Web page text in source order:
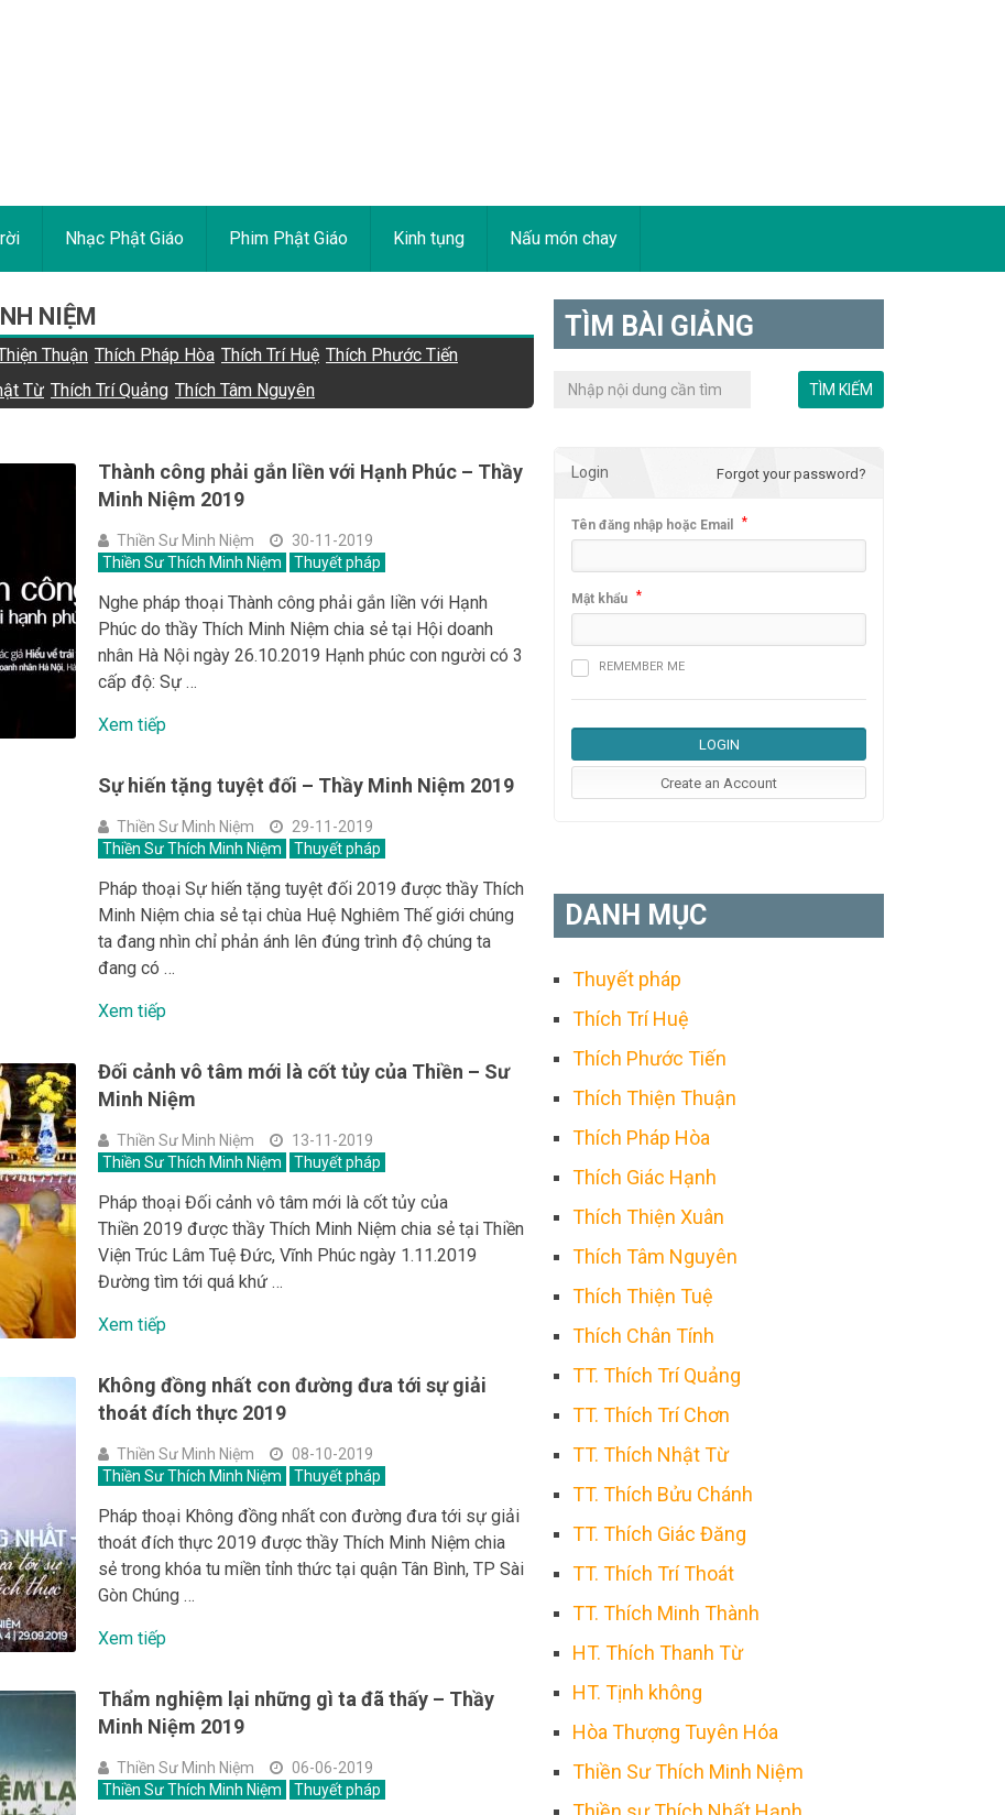
Nhạc Phật Giáo Phim Phật Giáo Kinh tụng Nấu món chay
NIỆM
Thuận Thích Pháp Hòa Thích Trí Huệ Thích Phước Tiến
Từ Thích Trí Quảng Thích Tâm Nguyên
Thành công phải gắn liền với Hạnh Phúc – Thầy
Minh Niệm 2019
Thiền Sư Minh Niệm
30-11-2019
Thiền Sư Thích Minh Niệm
Thuyết pháp
Nghe pháp thoại Thành công phải gắn liền với Hạnh
Phúc do thầy Thích Minh Niệm chia sẻ tại Hội doanh
nhân Hà Nội ngày 26.10.2019 Hạnh phúc con người có 3
cấp độ: Sự …
Xem tiếp
Sự hiến tặng tuyệt đối – Thầy Minh Niệm 2019
Thiền Sư Minh Niệm
29-11-2019
Thiền Sư Thích Minh Niệm
Thuyết pháp
Pháp thoại Sự hiến tặng tuyệt đối 2019 được thầy Thích
Minh Niệm chia sẻ tại chùa Huệ Nghiêm Thế giới chúng
ta đang nhìn chỉ phản ánh lên đúng trình độ chúng ta
đang có …
Xem tiếp
Đối cảnh vô tâm mới là cốt tủy của Thiền – Sư
Minh Niệm
Thiền Sư Minh Niệm
13-11-2019
Thiền Sư Thích Minh Niệm
Thuyết pháp
Pháp thoại Đối cảnh vô tâm mới là cốt tủy của
Thiền 2019 được thầy Thích Minh Niệm chia sẻ tại Thiền
Viện Trúc Lâm Tuệ Đức, Vĩnh Phúc ngày 1.11.2019
Đường tìm tới quá khứ …
Xem tiếp
Không đồng nhất con đường đưa tới sự giải
thoát đích thực 2019
Thiền Sư Minh Niệm
08-10-2019
Thiền Sư Thích Minh Niệm
Thuyết pháp
Pháp thoại Không đồng nhất con đường đưa tới sự giải
thoát đích thực 2019 được thầy Thích Minh Niệm chia
sẻ trong khóa tu miền tỉnh thức tại quận Tân Bình, TP Sài
Gòn Chúng …
Xem tiếp
Thẩm nghiệm lại những gì ta đã thấy – Thầy
Minh Niệm 2019
Thiền Sư Minh Niệm
06-06-2019
Thiền Sư Thích Minh Niệm
Thuyết pháp
TÌM BÀI GIẢNG
Login Forgot your password?
Tên đăng nhập hoặc Email *
Mật khẩu *
REMEMBER ME
DANH MỤC
Thuyết pháp
Thích Trí Huệ
Thích Phước Tiến
Thích Thiện Thuận
Thích Pháp Hòa
Thích Giác Hạnh
Thích Thiện Xuân
Thích Tâm Nguyên
Thích Thiện Tuệ
Thích Chân Tính
TT. Thích Trí Quảng
TT. Thích Trí Chơn
TT. Thích Nhật Từ
TT. Thích Bửu Chánh
TT. Thích Giác Đăng
TT. Thích Trí Thoát
TT. Thích Minh Thành
HT. Thích Thanh Từ
HT. Tịnh không
Hòa Thượng Tuyên Hóa
Thiền Sư Thích Minh Niệm